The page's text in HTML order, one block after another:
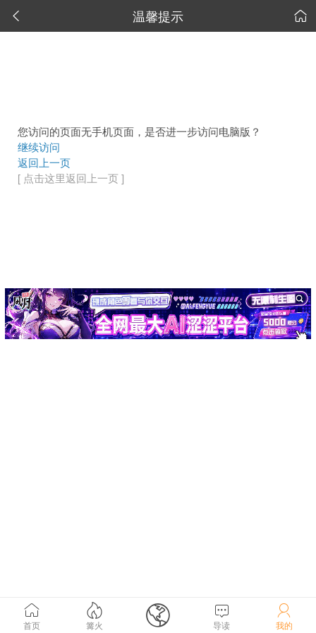
 温馨提示 
您访问的页面无手机页面，是否进一步访问电脑版？
继续访问
返回上一页
[ 点击这里返回上一页 ]

首页

篝火  
导读

我的